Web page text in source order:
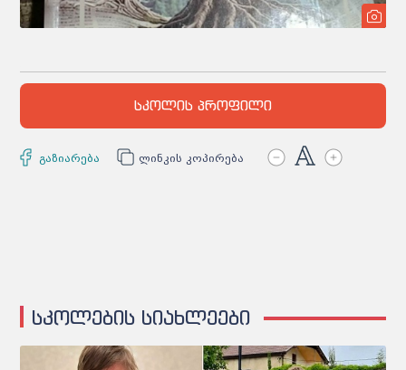
სკოლის პროფილი
გაზიარება ლინკის კოპირება
სკოლების სიახლეები